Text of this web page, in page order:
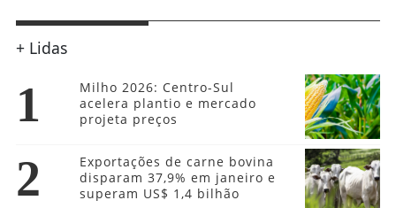
+ Lidas
1
Milho 2026: Centro-Sul
acelera plantio e mercado
projeta preços
2
Exportações de carne bovina
disparam 37,9% em janeiro e
superam US$ 1,4 bilhão